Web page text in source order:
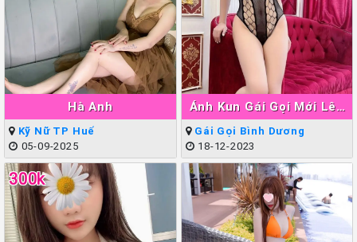
Hà Anh
Kỹ Nữ TP Huế
05-09-2025
Ánh Kun Gái Gọi Mới Lên
Sóng Thuận An
Gái Gọi Bình Dương
18-12-2023
300k